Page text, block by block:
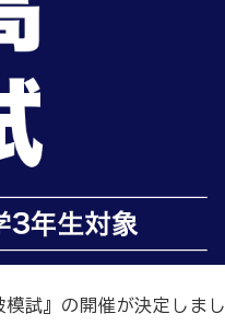
試』の開催が決定しまし